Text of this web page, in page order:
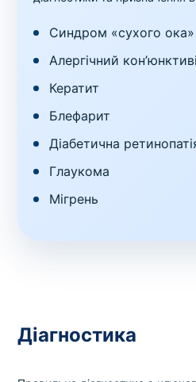
Синдром «сухого ока»
Алергічний
Кератит
Блефарит
Діабетична
Глаукома
Мігрень
Діагностика